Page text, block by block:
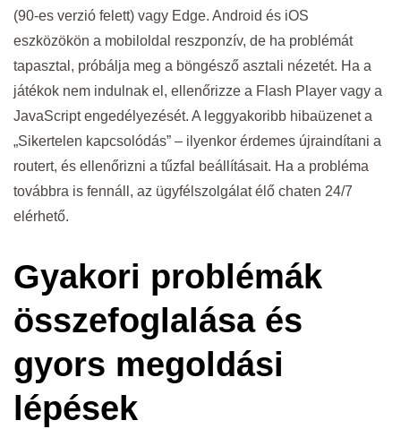
(90-es verzió felett) vagy Edge. Android és iOS
eszközökön a mobiloldal reszponzív, de ha problémát
tapasztal, próbálja meg a böngésző asztali nézetét. Ha a
játékok nem indulnak el, ellenőrizze a Flash Player vagy a
JavaScript engedélyezését. A leggyakoribb hibaüzenet a
„Sikertelen kapcsolódás” – ilyenkor érdemes újraindítani a
routert, és ellenőrizni a tűzfal beállításait. Ha a probléma
továbbra is fennáll, az ügyfélszolgálat élő chaten 24/7
elérhető.
Gyakori problémák
összefoglalása és
gyors megoldási
lépések